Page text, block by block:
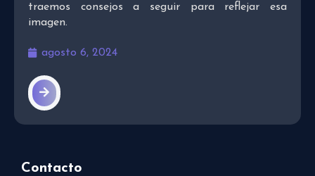
traemos consejos a seguir para reflejar esa
imagen.
agosto 6, 2024
Contacto